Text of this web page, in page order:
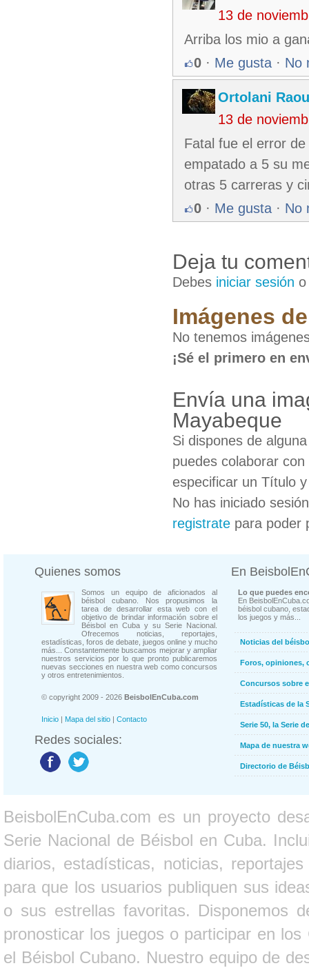
13 de
Arriba los mio a
0 · Me gusta · No
Ortolani
13 de
Fatal fue el error
empatado a 5 su
otras 5 carreras y
0 · Me gusta · No
Deja tu
Debes iniciar sesión
Imágenes
No tenemos
¡Sé el primero en
Envía una
Mayabeque
Si dispones de
puedes colaborar
especificar un Título
No has iniciado
registrate para poder
Quienes somos
Somos un equipo de aficionados al
béisbol cubano. Nos propusimos la
tarea de desarrollar esta web con el
objetivo de brindar información sobre el
Béisbol en Cuba y su Serie Nacional.
Ofrecemos noticias, reportajes,
estadísticas, foros de debate, juegos online y mucho
más... Constantemente buscamos mejorar y ampliar
nuestros servicios por lo que pronto publicaremos
nuevas secciones en nuestra web como concursos
y otros entretenimientos.
© copyright 2009 - 2026 BeisbolEnCuba.com
Inicio | Mapa del sitio | Contacto
Redes sociales:
En
Lo que puedes
En
béisbol cubano,
los juegos y más...
Noticias del
Foros, opiniones,
Concursos sobre
Estadísticas de la
Serie 50, la Serie
Mapa de nuestra
Directorio de
BeisbolEnCuba.com es un proyecto
Serie Nacional de Béisbol en Cuba.
diarios, estadísticas, noticias,
para que los usuarios publiquen sus
o sus estrellas favoritas. Disponemos
pronosticar los juegos o participar en
el Béisbol Cubano. Nuestro equipo de